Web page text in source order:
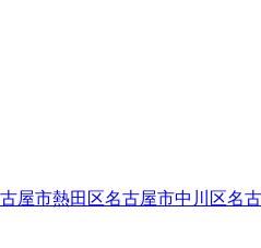
屋市熱田区名古屋市中川区名